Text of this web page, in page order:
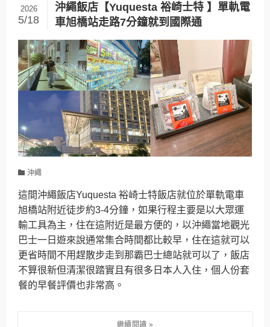
沖繩飯店【Yuquesta 裕崎士特 】單軌電
車旭橋站走路7分鐘就到國際通
2026
5/18
沖繩
這間沖繩飯店Yuquesta 裕崎士特飯店就位於單軌電車
旭橋站附近徒步約3-4分鐘，如果行程主要是以大眾運
輸工具為主，住在這附近是最方便的，以沖繩當地觀光
巴士一日遊來說通常集合時間都比較早，住在這就可以
更省時間不用趕散步走到那霸巴士總站就可以了，飯店
不算很新但清潔很踏實且有很多日本人入住，個人份套
餐的早餐評價也非常高。